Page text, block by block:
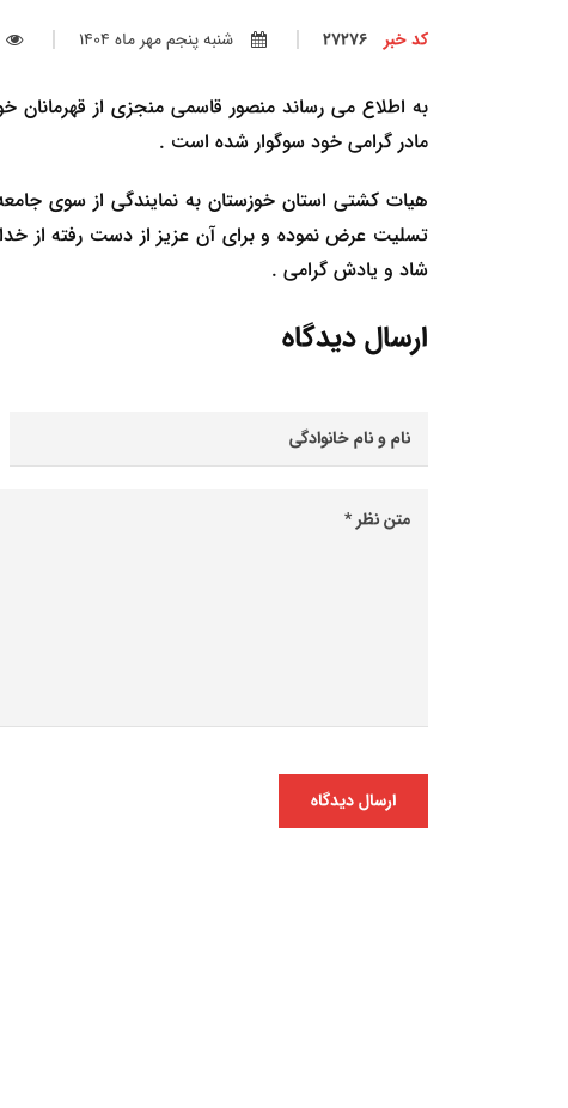
کد خبر شنبه پنجم مهر ماه 1404
به اطلاع می رساند منصور قاسمی منجزی از
مادر گرامی خود سوگوار شده است .
هیات کشتی استان خوزستان به نمایندگی از سوی
تسلیت عرض نموده و برای آن عزیز از دست رفته از
شاد و یادش گرامی .
ارسال دیدگاه
ارسال دیدگاه